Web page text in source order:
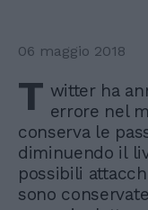
06 maggio 2018
T witter ha
errore nel
conserva le
diminuendo il
possibili
sono